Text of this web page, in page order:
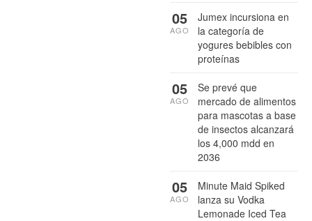
Jumex incursiona en
la categoría de
yogures bebibles con
proteínas
05
AGO
Se prevé que
mercado de alimentos
para mascotas a base
de insectos alcanzará
los 4,000 mdd en
2036
05
AGO
Minute Maid Spiked
lanza su Vodka
Lemonade Iced Tea
05
AGO